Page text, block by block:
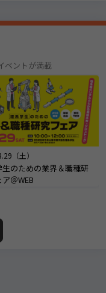
ベントが満載
（土）
生のための業界＆職種研
＠WEB